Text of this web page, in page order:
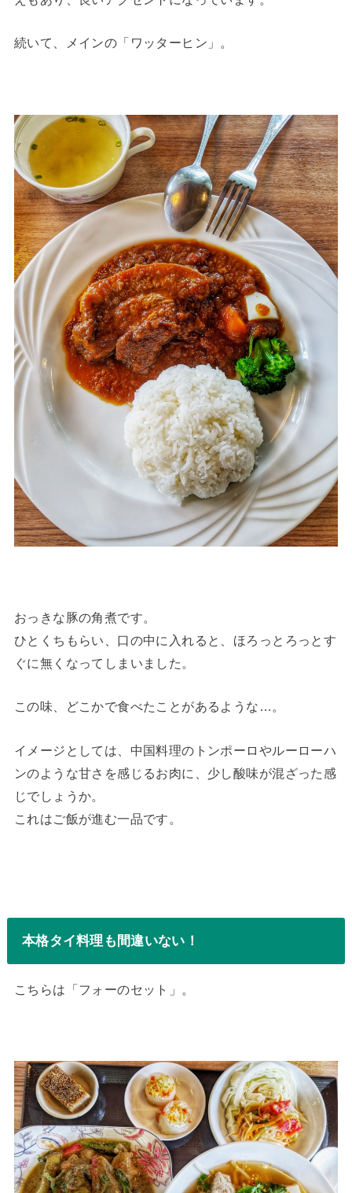
続いて、メインの「ワッターヒン」。
おっきな豚の角煮です。
ひとくちもらい、口の中に入れると、ほろっとろっとす
ぐに無くなってしまいました。
この味、どこかで食べたことがあるような…。
イメージとしては、中国料理のトンポーロやルーローハ
ンのような甘さを感じるお肉に、少し酸味が混ざった感
じでしょうか。
これはご飯が進む一品です。
本格タイ料理も間違いない！
こちらは「フォーのセット」。